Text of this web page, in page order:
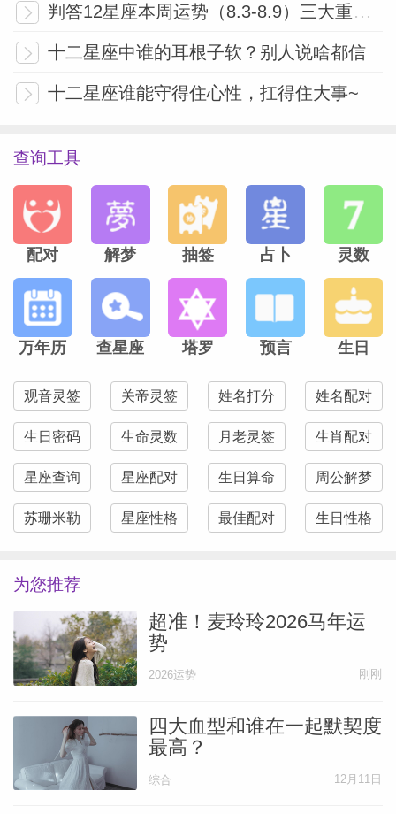
判答12星座本周运势（8.3-8.9）三大重磅星象联手，未来一周谁能拿回话语权？
十二星座中谁的耳根子软？别人说啥都信
十二星座谁能守得住心性，扛得住大事~
查询工具
配对 解梦 抽签 占卜 灵数
万年历 查星座 塔罗 预言 生日
观音灵签 关帝灵签 姓名打分 姓名配对
生日密码 生命灵数 月老灵签 生肖配对
星座查询 星座配对 生日算命 周公解梦
苏珊米勒 星座性格 最佳配对 生日性格
为您推荐
超准！麦玲玲2026马年运
势
2026运势 刚刚
四大血型和谁在一起默契度
最高？
综合 12月11日